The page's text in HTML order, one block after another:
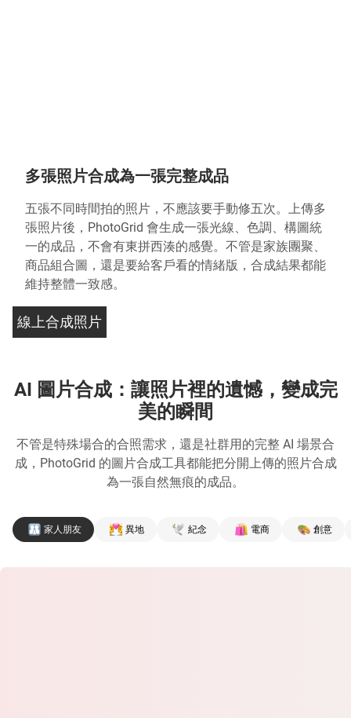
多張照片合成為一張完整成品
五張不同時間拍的照片，不應該要手動修五次。上傳多
張照片後，PhotoGrid 會生成一張光線、色調、構圖統
一的成品，不會有東拼西湊的感覺。不管是家族團聚、
商品組合圖，還是要給客戶看的情緒版，合成結果都能
維持整體一致感。
線上合成照片
AI 圖片合成：讓照片裡的遺憾，變成完
美的瞬間
不管是特殊場合的合照需求，還是社群用的完整 AI 場景合
成，PhotoGrid 的圖片合成工具都能把分開上傳的照片合成
為一張自然無痕的成品。
家人朋友 異地 紀念 電商 創意